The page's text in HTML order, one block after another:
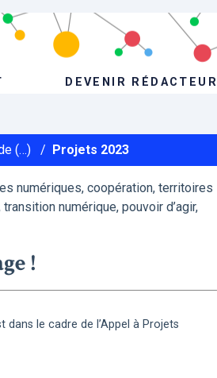
DEVENIR RÉDACTEUR
(…) / Projets 2023
numériques, coopération, territoires
numérique, pouvoir d’agir,
!
le cadre de l’Appel à Projets